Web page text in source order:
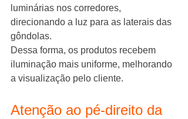
luminárias nos corredores,
direcionando a luz para as laterais das
gôndolas.
Dessa forma, os produtos recebem
iluminação mais uniforme, melhorando
a visualização pelo cliente.
Atenção ao pé-direito da